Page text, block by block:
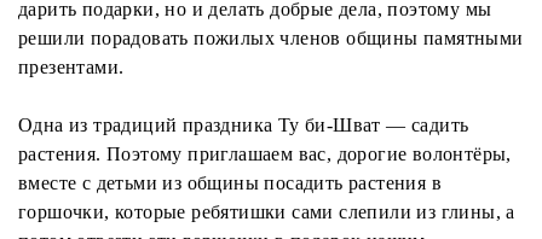
дарить подарки, но и делать добрые дела, поэтому мы
решили порадовать пожилых членов общины памятными
презентами.
Одна из традиций праздника Ту би-Шват — садить
растения. Поэтому приглашаем вас, дорогие волонтёры,
вместе с детьми из общины посадить растения в
горшочки, которые ребятишки сами слепили из глины, а